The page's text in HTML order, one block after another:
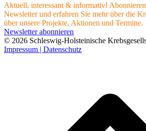
Aktuell, interessant & informativ!
Newsletter und erfahren Sie mehr über die
über unsere Projekte, Aktionen und Termine.
Newsletter abonnieren
© 2026 Schleswig-Holsteinische
Impressum | Datenschutz